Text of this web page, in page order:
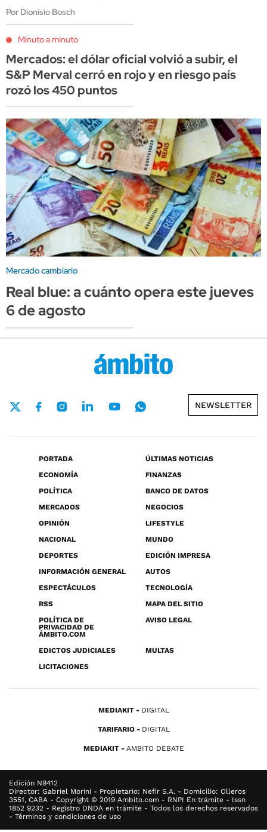
Por Dionisio Bosch
Minuto a minuto
Mercados: el dólar oficial volvió a subir, el
S&P Merval cerró en rojo y en riesgo país
rozó los 450 puntos
Mercado cambiario
Real blue: a cuánto opera este jueves
6 de agosto
NEWSLETTER
PORTADA
ÚLTIMAS NOTICIAS
ECONOMÍA
FINANZAS
POLÍTICA
BANCO DE DATOS
MERCADOS
NEGOCIOS
OPINIÓN
LIFESTYLE
NACIONAL
MUNDO
DEPORTES
EDICIÓN IMPRESA
INFORMACIÓN GENERAL
AUTOS
ESPECTÁCULOS
TECNOLOGÍA
RSS
MAPA DEL SITIO
POLÍTICA DE
PRIVACIDAD DE
ÁMBITO.COM
AVISO LEGAL
EDICTOS JUDICIALES
MULTAS
LICITACIONES
MEDIAKIT DIGITAL
TARIFARIO DIGITAL
MEDIAKIT AMBITO DEBATE
Edición N9412
Director: Gabriel Morini - Propietario: Nefir S.A. - Domicilio: Olleros
3551, CABA - Copyright © 2019 Ambito.com - RNPI En trámite - Issn
1852 9232 - Registro DNDA en trámite - Todos los derechos reservados
- Términos y condiciones de uso